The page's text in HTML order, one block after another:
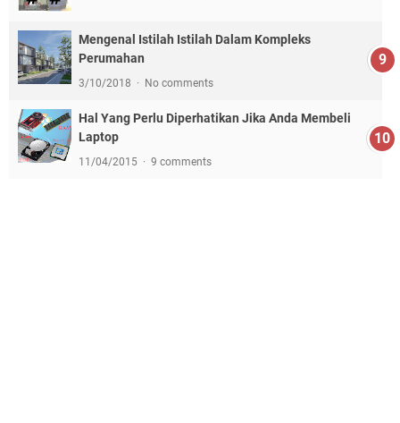
Mengenal Istilah Istilah Dalam Kompleks
Perumahan
3/10/2018 No comments
Hal Yang Perlu Diperhatikan Jika Anda Membeli
Laptop
11/04/2015 9 comments